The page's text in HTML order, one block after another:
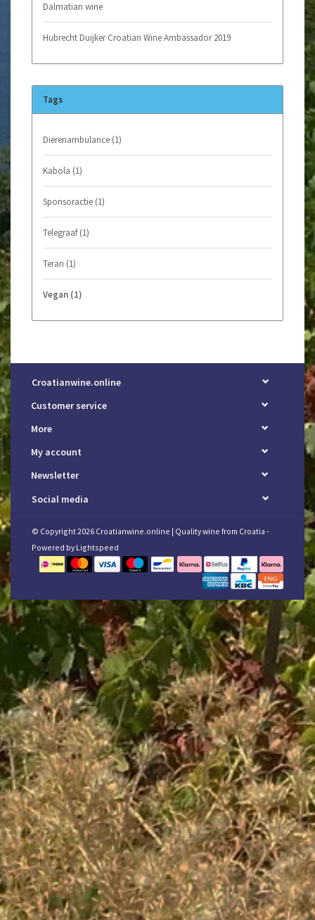
Dalmatian wine
Hubrecht Duijker Croatian Wine Ambassador 2019
Tags
Dierenambulance (1)
Kabola (1)
Sponsoractie (1)
Telegraaf(1)
Teran (1)
Vegan (1)
Croatianwine.online
Customer service
More
My account
Newsletter
Social media
© Copyright 2026 Croatianwine.online | Quality wine from Croatia -
Powered byLightspeed